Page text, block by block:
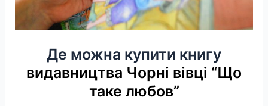
Де можна купити книгу
видавництва Чорні вівці “Що
таке любов”